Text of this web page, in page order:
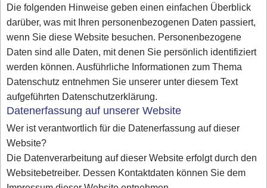
Die folgenden Hinweise geben einen einfachen Überblick
darüber, was mit Ihren personenbezogenen Daten passiert,
wenn Sie diese Website besuchen. Personenbezogene
Daten sind alle Daten, mit denen Sie persönlich identifiziert
werden können. Ausführliche Informationen zum Thema
Datenschutz entnehmen Sie unserer unter diesem Text
aufgeführten Datenschutzerklärung.
Datenerfassung auf unserer Website
Wer ist verantwortlich für die Datenerfassung auf dieser
Website?
Die Datenverarbeitung auf dieser Website erfolgt durch den
Websitebetreiber. Dessen Kontaktdaten können Sie dem